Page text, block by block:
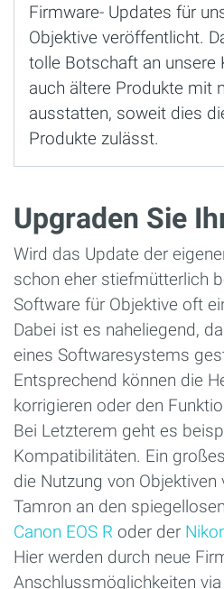
Firmware- Updates für
Objektive veröffentlicht.
tolle Botschaft an unsere
auch ältere Produkte mit
ausstatten, soweit dies
Produkte zulässt.
Upgraden Sie
Wird das Update der
schon eher stiefmütterlich
Software für Objektive oft
Dabei ist es naheliegend,
eines Softwaresystems
Entsprechend können die
korrigieren oder den
Bei Letzterem geht es
Kompatibilitäten. Ein
die Nutzung von
Tamron an den
Canon EOS R oder der
Hier werden durch neue
Anschlussmöglichkeiten